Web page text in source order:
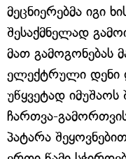
მეცნიერებმა იგი
შესაქმნელად
მათ გამოგონებას
ელექტრული დენი
უწყვეტად
ჩართვა-
პატარა